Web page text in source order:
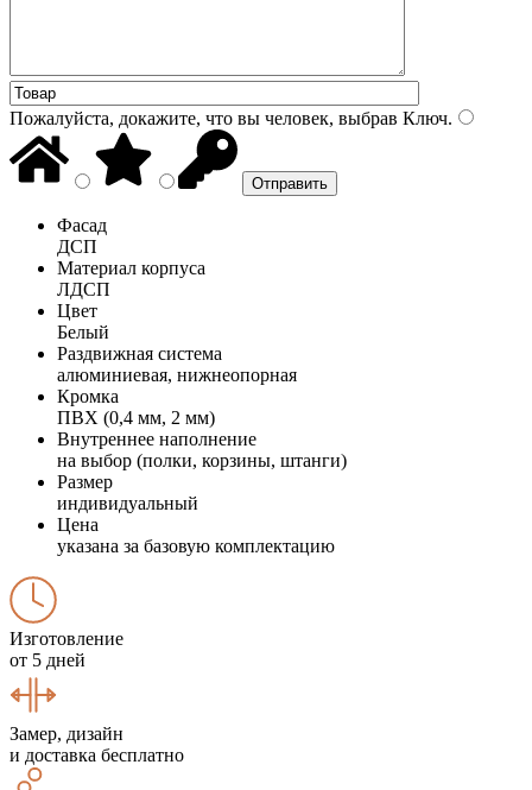
Пожалуйста, докажите, что вы человек, выбрав Ключ.
Фасад
ДСП
Материал корпуса
ЛДСП
Цвет
Белый
Раздвижная система
алюминиевая, нижнеопорная
Кромка
ПВХ (0,4 мм, 2 мм)
Внутреннее наполнение
на выбор (полки, корзины, штанги)
Размер
индивидуальный
Цена
указана за базовую комплектацию
Изготовление
от 5 дней
Замер, дизайн
и доставка бесплатно